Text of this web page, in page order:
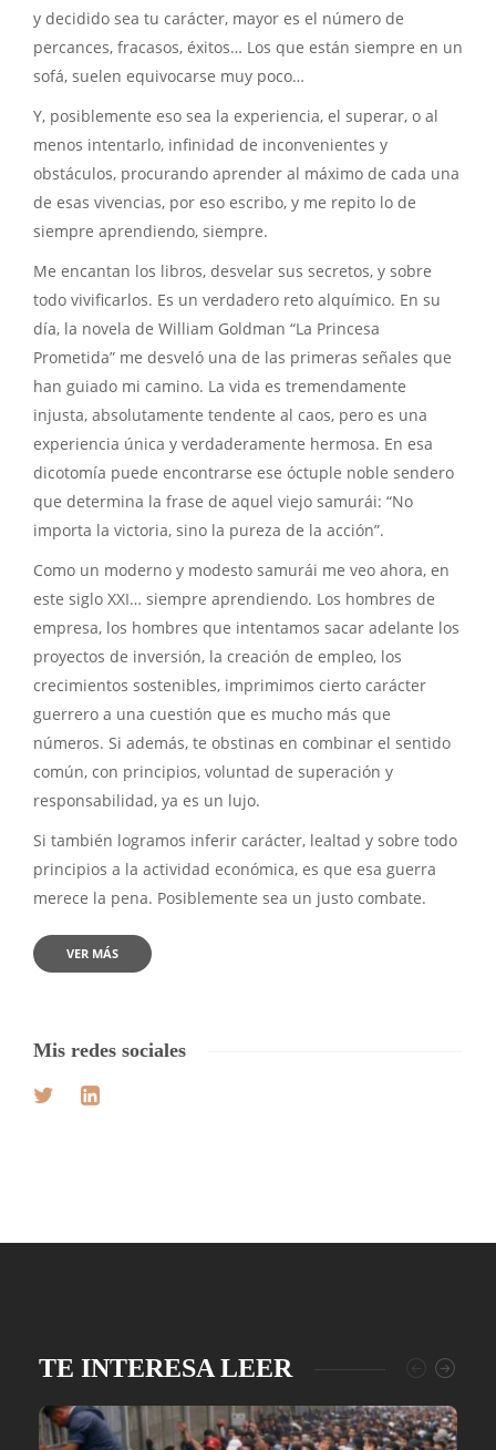
y decidido sea tu carácter, mayor es el número de
percances, fracasos, éxitos… Los que están siempre en un
sofá, suelen equivocarse muy poco…
Y, posiblemente eso sea la experiencia, el superar, o al
menos intentarlo, infinidad de inconvenientes y
obstáculos, procurando aprender al máximo de cada una
de esas vivencias, por eso escribo, y me repito lo de
siempre aprendiendo, siempre.
Me encantan los libros, desvelar sus secretos, y sobre
todo vivificarlos. Es un verdadero reto alquímico. En su
día, la novela de William Goldman “La Princesa
Prometida” me desveló una de las primeras señales que
han guiado mi camino. La vida es tremendamente
injusta, absolutamente tendente al caos, pero es una
experiencia única y verdaderamente hermosa. En esa
dicotomía puede encontrarse ese óctuple noble sendero
que determina la frase de aquel viejo samurái: “No
importa la victoria, sino la pureza de la acción”.
Como un moderno y modesto samurái me veo ahora, en
este siglo XXI… siempre aprendiendo. Los hombres de
empresa, los hombres que intentamos sacar adelante los
proyectos de inversión, la creación de empleo, los
crecimientos sostenibles, imprimimos cierto carácter
guerrero a una cuestión que es mucho más que
números. Si además, te obstinas en combinar el sentido
común, con principios, voluntad de superación y
responsabilidad, ya es un lujo.
Si también logramos inferir carácter, lealtad y sobre todo
principios a la actividad económica, es que esa guerra
merece la pena. Posiblemente sea un justo combate.
VER MÁS
Mis redes sociales
TE INTERESA LEER